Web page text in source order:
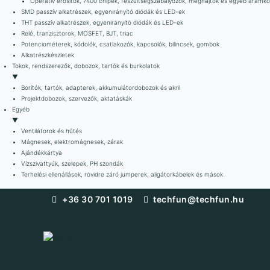
SMD passzív alkatrészek, egyenirányító diódák és LED-ek
THT passzív alkatrészek, egyenirányító diódák és LED-ek
Relé, tranzisztorok, MOSFET, BJT, triac
Potenciométerek, kódolók, csatlakozók, kapcsolók, bilincsek, gombok
Alkatrészkészletek
Tokok, rendszerezők, dobozok, tartók és burkolatok
▼
Borítók, tartók, adapterek, akkumulátordobozok és akril
Projektdobozok, szervezők, aktatáskák
Egyéb
▼
Ventilátorok és hűtés
Mágnesek, elektromágnesek, zárak
Ajándékkártya
Vízszivattyúk, szelepek, PH szondák
Terhelési ellenállások, rövidre záró jumperek, aligátorkábelek és mások
+36 30 701 1019 techfun@techfun.hu
Techfun